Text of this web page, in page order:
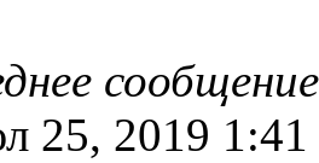
сообщение
25, 2019 1:41